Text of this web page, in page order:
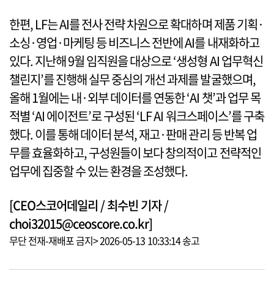
한편, LF는 AI를 전사 전략 차원으로 확대하며 제품 기획·
소싱·영업·마케팅 등 비즈니스 전반에 AI를 내재화하고
있다. 지난해 9월 임직원을 대상으로 ‘생성형 AI 업무혁신
챌린지’를 진행해 실무 중심의 개선 과제를 발굴했으며,
올해 1월에는 내·외부 데이터를 연동한 ‘AI 챗’과 업무 목
적별 ‘AI 에이전트’로 구성된 ‘LF AI 워크스페이스’를 구축
했다. 이를 통해 데이터 분석, 재고·판매 관리 등 반복 업
무를 효율화하고, 구성원들이 보다 창의적이고 전략적인
업무에 집중할 수 있는 환경을 조성했다.
[CEO스코어데일리 / 최수빈 기자 /
choi32015@ceoscore.co.kr]
무단 전재-재배포 금지> 2026-05-13 10:33:14 송고